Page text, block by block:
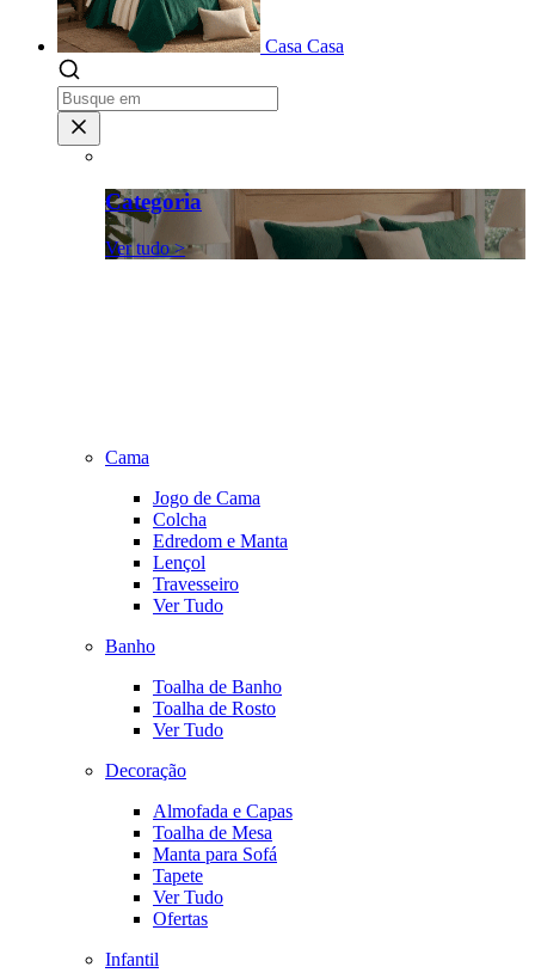
Casa Casa
Categoria
Ver tudo >
Cama
Jogo de Cama
Colcha
Edredom e Manta
Lençol
Travesseiro
Ver Tudo
Banho
Toalha de Banho
Toalha de Rosto
Ver Tudo
Decoração
Almofada e Capas
Toalha de Mesa
Manta para Sofá
Tapete
Ver Tudo
Ofertas
Infantil